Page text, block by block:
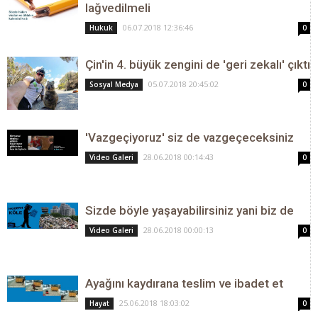
lağvedilmeli
Hukuk 06.07.2018 12:36:46 0
Çin'in 4. büyük zengini de 'geri zekalı' çıktı
Sosyal Medya 05.07.2018 20:45:02 0
'Vazgeçiyoruz' siz de vazgeçeceksiniz
Video Galeri 28.06.2018 00:14:43 0
Sizde böyle yaşayabilirsiniz yani biz de
Video Galeri 28.06.2018 00:00:13 0
Ayağını kaydırana teslim ve ibadet et
Hayat 25.06.2018 18:03:02 0